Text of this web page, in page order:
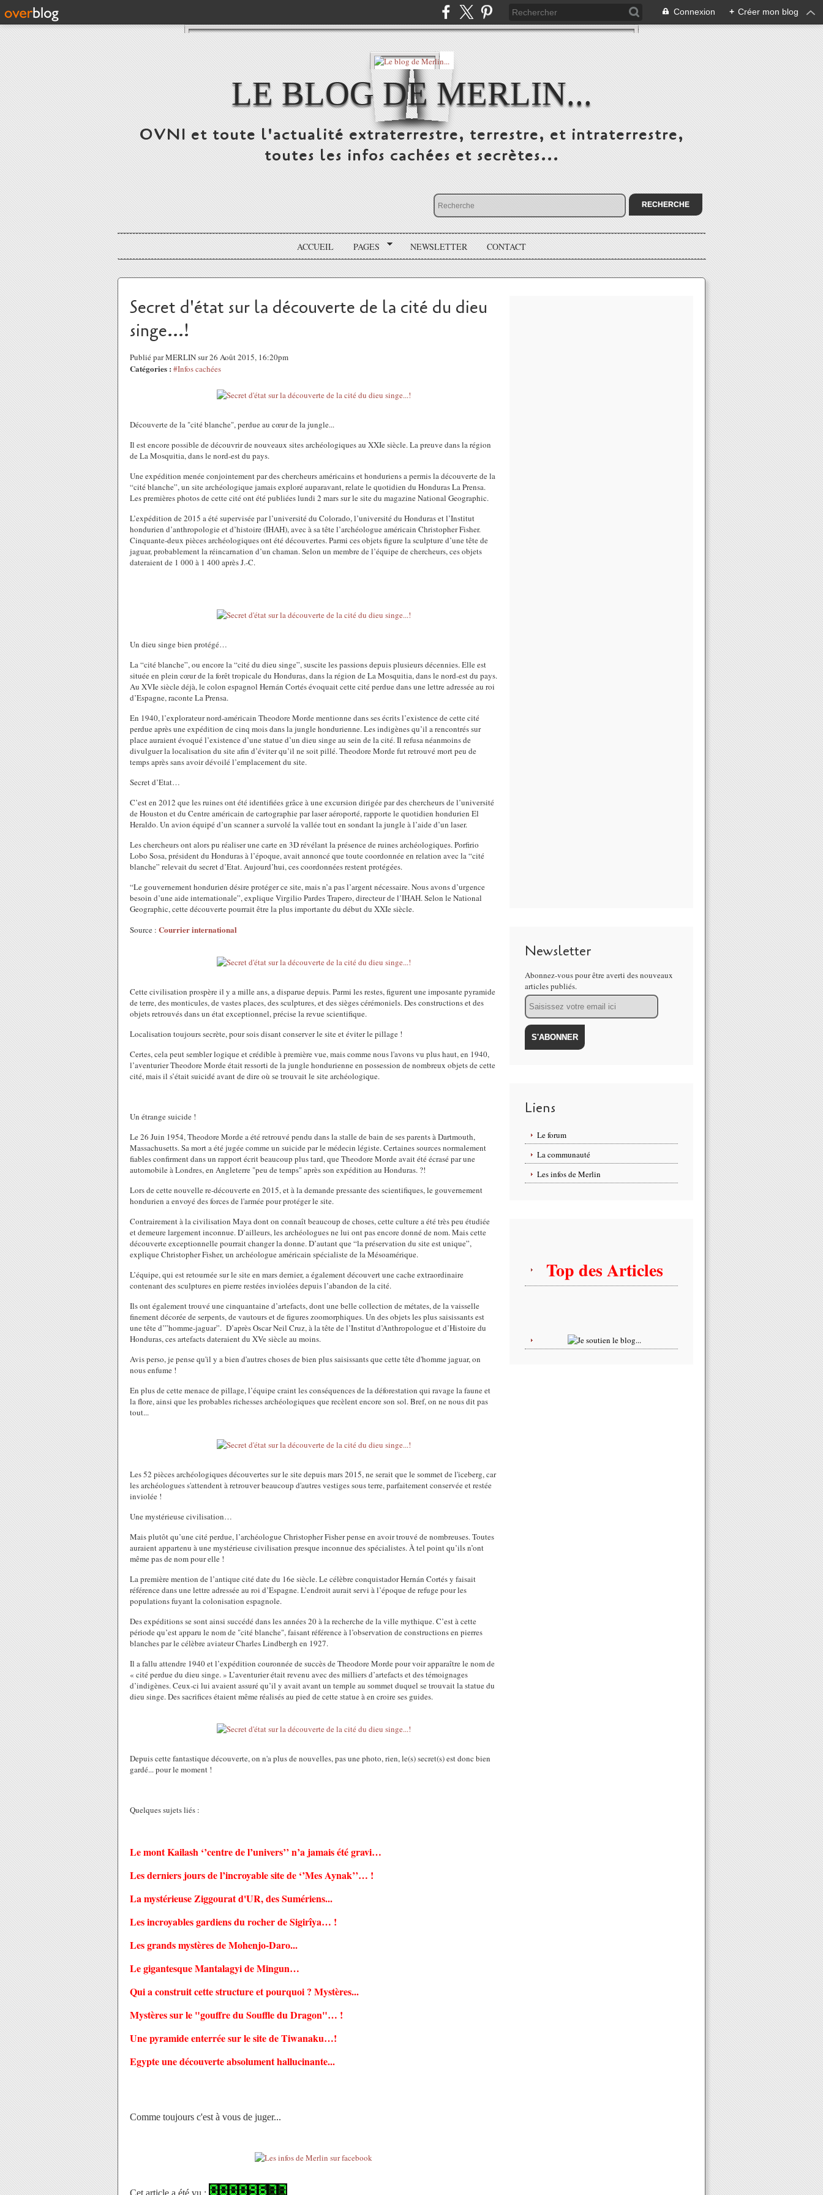
Connexion + Créer mon blog
LE BLOG DE MERLIN...
OVNI et toute l'actualité extraterrestre, terrestre, et intraterrestre,
toutes les infos cachées et secrètes...
ACCUEIL PAGES NEWSLETTER CONTACT
Secret d'état sur la découverte de la cité du dieu
singe...!
Publié par MERLIN sur 26 Août 2015, 16:20pm
Catégories : #Infos cachées
Découverte de la "cité blanche", perdue au cœur de la jungle...
Il est encore possible de découvrir de nouveaux sites archéologiques au XXIe siècle. La preuve dans la région
de La Mosquitia, dans le nord-est du pays.
Une expédition menée conjointement par des chercheurs américains et honduriens a permis la découverte de la
“cité blanche”, un site archéologique jamais exploré auparavant, relate le quotidien du Honduras La Prensa.
Les premières photos de cette cité ont été publiées lundi 2 mars sur le site du magazine National Geographic.
L’expédition de 2015 a été supervisée par l’université du Colorado, l’université du Honduras et l’Institut
hondurien d’anthropologie et d’histoire (IHAH), avec à sa tête l’archéologue américain Christopher Fisher.
Cinquante-deux pièces archéologiques ont été découvertes. Parmi ces objets figure la sculpture d’une tête de
jaguar, probablement la réincarnation d’un chaman. Selon un membre de l’équipe de chercheurs, ces objets
dateraient de 1 000 à 1 400 après J.-C.
Un dieu singe bien protégé…
La “cité blanche”, ou encore la “cité du dieu singe”, suscite les passions depuis plusieurs décennies. Elle est
située en plein cœur de la forêt tropicale du Honduras, dans la région de La Mosquitia, dans le nord-est du pays.
Au XVIe siècle déjà, le colon espagnol Hernán Cortés évoquait cette cité perdue dans une lettre adressée au roi
d’Espagne, raconte La Prensa.
En 1940, l’explorateur nord-américain Theodore Morde mentionne dans ses écrits l’existence de cette cité
perdue après une expédition de cinq mois dans la jungle hondurienne. Les indigènes qu’il a rencontrés sur
place auraient évoqué l’existence d’une statue d’un dieu singe au sein de la cité. Il refusa néanmoins de
divulguer la localisation du site afin d’éviter qu’il ne soit pillé. Theodore Morde fut retrouvé mort peu de
temps après sans avoir dévoilé l’emplacement du site.
Secret d’Etat…
C’est en 2012 que les ruines ont été identifiées grâce à une excursion dirigée par des chercheurs de l’université
de Houston et du Centre américain de cartographie par laser aéroporté, rapporte le quotidien hondurien El
Heraldo. Un avion équipé d’un scanner a survolé la vallée tout en sondant la jungle à l’aide d’un laser.
Les chercheurs ont alors pu réaliser une carte en 3D révélant la présence de ruines archéologiques. Porfirio
Lobo Sosa, président du Honduras à l’époque, avait annoncé que toute coordonnée en relation avec la “cité
blanche” relevait du secret d’Etat. Aujourd’hui, ces coordonnées restent protégées.
“Le gouvernement hondurien désire protéger ce site, mais n’a pas l’argent nécessaire. Nous avons d’urgence
besoin d’une aide internationale”, explique Virgilio Pardes Trapero, directeur de l’IHAH. Selon le National
Geographic, cette découverte pourrait être la plus importante du début du XXIe siècle.
Source : Courrier international
Cette civilisation prospère il y a mille ans, a disparue depuis. Parmi les restes, figurent une imposante pyramide
de terre, des monticules, de vastes places, des sculptures, et des sièges cérémoniels. Des constructions et des
objets retrouvés dans un état exceptionnel, précise la revue scientifique.
Localisation toujours secrète, pour sois disant conserver le site et éviter le pillage !
Certes, cela peut sembler logique et crédible à première vue, mais comme nous l'avons vu plus haut, en 1940,
l’aventurier Theodore Morde était ressorti de la jungle hondurienne en possession de nombreux objets de cette
cité, mais il s’était suicidé avant de dire où se trouvait le site archéologique.
Un étrange suicide !
Le 26 Juin 1954,TheodoreMorde a été retrouvé pendu dans la stalle de bain de ses parents à Dartmouth,
Massachusetts. Sa mort a été jugée comme un suicide par le médecin légiste. Certaines sources normalement
fiables confirment dans un rapport écrit beaucoup plus tard, queTheodoreMorde avait été écrasé par une
automobile à Londres, en Angleterre "peu de temps" après son expédition au Honduras. ?!
Lors de cette nouvelle re-découverte en 2015, et àla demande pressante des scientifiques, le gouvernement
hondurien a envoyé des forces de l'armée pour protéger le site.
Contrairement à la civilisation Maya dont on connaît beaucoup de choses, cette culture a été très peu étudiée
et demeure largement inconnue. D’ailleurs, les archéologues ne lui ont pas encore donné de nom. Mais cette
découverte exceptionnelle pourrait changer la donne. D’autant que “la préservation du site est unique”,
explique Christopher Fisher, un archéologue américain spécialiste de la Mésoamérique.
L’équipe, qui est retournée sur le site en mars dernier, a également découvert une cache extraordinaire
contenant des sculptures en pierre restées inviolées depuis l’abandon de la cité.
Ils ont également trouvé une cinquantaine d’artefacts, dont une belle collection de métates, de la vaisselle
finement décorée de serpents, de vautours et de figures zoomorphiques. Un des objets les plus saisissants est
une tête d’”homme-jaguar”. D’après Oscar Neil Cruz, à la tête de l’Institut d’Anthropologue et d’Histoire du
Honduras, ces artefacts dateraient du XVe siècle au moins.
Avis perso, je pense qu'il y a bien d'autres choses de bien plus saisissants que cette tête d'homme jaguar, on
nous enfume !
En plus de cette menace de pillage, l’équipe craint les conséquences de la déforestation qui ravage la faune et
la flore, ainsi que les probables richesses archéologiques que recèlent encore son sol. Bref, on ne nous dit pas
tout...
Les 52 pièces archéologiques découvertes sur le site depuis mars 2015, ne serait que le sommet de l'iceberg, car
les archéologues s'attendent à retrouver beaucoup d'autres vestiges sous terre, parfaitement conservée et restée
inviolée !
Une mystérieuse civilisation…
Mais plutôt qu’une cité perdue, l’archéologue Christopher Fisher pense en avoir trouvé de nombreuses. Toutes
auraient appartenu à une mystérieuse civilisation presque inconnue des spécialistes. À tel point qu’ils n’ont
même pas de nom pour elle !
La première mention de l’antique cité date du 16e siècle. Le célèbre conquistador Hernán Cortés y faisait
référence dans une lettre adressée au roi d’Espagne. L’endroit aurait servi à l’époque de refuge pour les
populations fuyant la colonisation espagnole.
Des expéditions se sont ainsi succédé dans les années 20 à la recherche de la ville mythique. C’est à cette
période qu’est apparu le nom de "cité blanche", faisant référence à l’observation de constructions en pierres
blanches par le célèbre aviateur Charles Lindbergh en 1927.
Il a fallu attendre 1940 et l’expédition couronnée de succès de Theodore Morde pour voir apparaître le nom de
« cité perdue du dieu singe. » L’aventurier était revenu avec des milliers d’artefacts et des témoignages
d’indigènes. Ceux-ci lui avaient assuré qu’il y avait avant un temple au sommet duquel se trouvait la statue du
dieu singe. Des sacrifices étaient même réalisés au pied de cette statue à en croire ses guides.
Depuis cette fantastique découverte, on n'a plus de nouvelles, pas une photo, rien, le(s) secret(s) est donc bien
gardé... pour le moment !
Quelques sujets liés :
Le mont Kailash ‘’centre de l’univers’’ n’a jamais été gravi…
Les derniers jours de l’incroyable site de ‘’Mes Aynak’’… !
La mystérieuse Ziggourat d'UR, des Sumériens...
Les incroyables gardiens du rocher de Sigirîya… !
Les grands mystères de Mohenjo-Daro...
Le gigantesque Mantalagyi de Mingun…
Qui a construit cette structure et pourquoi ? Mystères...
Mystères sur le "gouffre du Souffle du Dragon"… !
Une pyramide enterrée sur le site de Tiwanaku…!
Egypte une découverte absolument hallucinante...
Comme toujours c'est à vous de juger...
Cet article a été vu :
Newsletter
Abonnez-vous pour être averti des nouveaux
articles publiés.
Email
Liens
Le forum
La communauté
Les infos de Merlin
Top des Articles